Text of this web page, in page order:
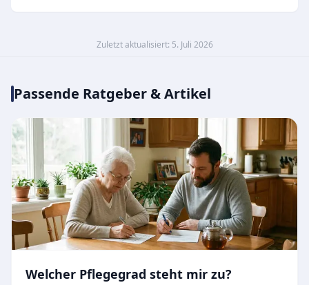
Zuletzt aktualisiert: 5. Juli 2026
Passende Ratgeber & Artikel
Welcher Pflegegrad steht mir zu?